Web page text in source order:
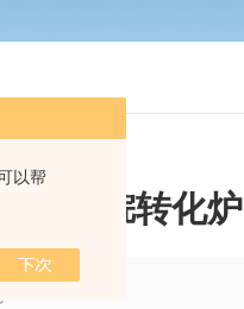
以帮
用甲烷转化炉